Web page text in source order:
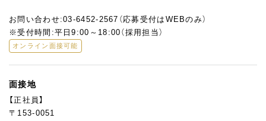
お問い合わせ:03-6452-2567（応募受付はWEBのみ）
※受付時間:平日9:00～18:00（採用担当）
オンライン面接可能
面接地
【正社員】
〒153-0051